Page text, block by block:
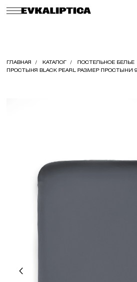
ГЛАВНАЯ КАТАЛОГ ПОСТЕЛЬНОЕ БЕЛЬЕ
ПРОСТЫНЯ BLACK PEARL РАЗМЕР ПРОСТЫНИ